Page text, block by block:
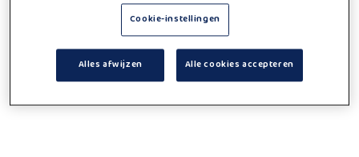
Cookie-instellingen
Alles afwijzen Alle cookies accepteren